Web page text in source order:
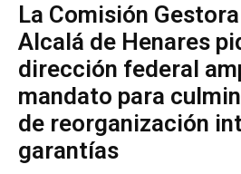
La Comisión
Alcalá de Henares
dirección federal
mandato para
de reorganización
garantías